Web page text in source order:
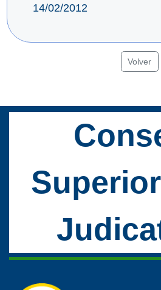
14/02/2012
Volver